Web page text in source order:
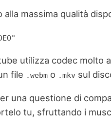
massima qualità
utilizza codec molto
file .webm o .mkv sul
una questione di
tu, sfruttando i